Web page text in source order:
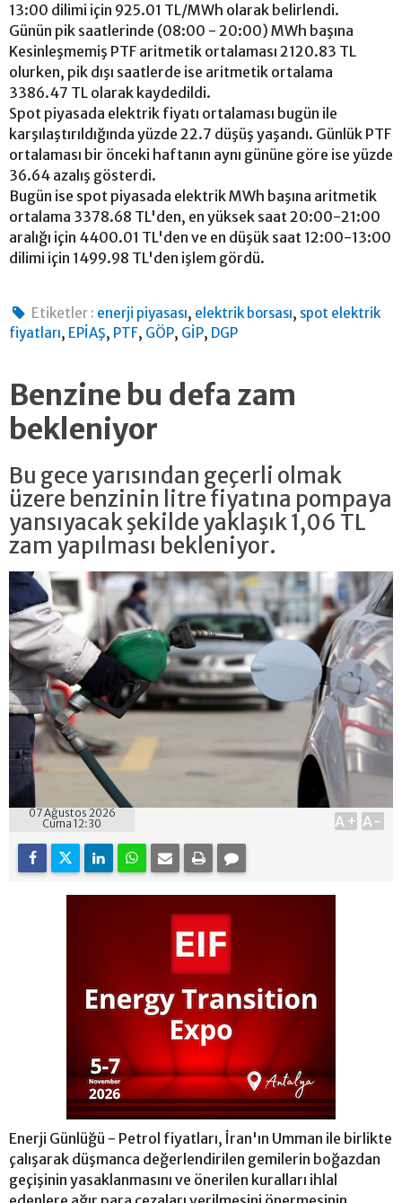
13:00 dilimi için 925.01 TL/MWh olarak belirlendi.
Günün pik saatlerinde (08:00 - 20:00) MWh başına
Kesinleşmemiş PTF aritmetik ortalaması 2120.83 TL
olurken, pik dışı saatlerde ise aritmetik ortalama
3386.47 TL olarak kaydedildi.
Spot piyasada elektrik fiyatı ortalaması bugün ile
karşılaştırıldığında yüzde 22.7 düşüş yaşandı. Günlük PTF
ortalaması bir önceki haftanın aynı gününe göre ise yüzde
36.64 azalış gösterdi.
Bugün ise spot piyasada elektrik MWh başına aritmetik
ortalama 3378.68 TL'den, en yüksek saat 20:00-21:00
aralığı için 4400.01 TL'den ve en düşük saat 12:00-13:00
dilimi için 1499.98 TL'den işlem gördü.
Etiketler : enerji piyasası, elektrik borsası, spot elektrik
fiyatları, EPİAŞ, PTF, GÖP, GİP, DGP
Benzine bu defa zam
bekleniyor
Bu gece yarısından geçerli olmak
üzere benzinin litre fiyatına pompaya
yansıyacak şekilde yaklaşık 1,06 TL
zam yapılması bekleniyor.
07 Ağustos 2026
Cuma 12:30
A+ A-
Enerji Günlüğü - Petrol fiyatları, İran'ın Umman ile birlikte
çalışarak düşmanca değerlendirilen gemilerin boğazdan
geçişinin yasaklanmasını ve önerilen kuralları ihlal